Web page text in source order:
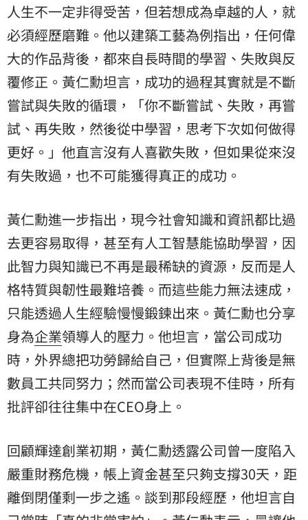
人生不一定非得受苦，但若想成為卓越的人，就
必須經歷磨難。他以建築工藝為例指出，任何偉
大的作品背後，都來自長時間的學習、失敗與反
覆修正。黃仁勳坦言，成功的過程其實就是不斷
嘗試與失敗的循環，「你不斷嘗試、失敗，再嘗
試、再失敗，然後從中學習，思考下次如何做得
更好。」他直言沒有人喜歡失敗，但如果從來沒
有失敗過，也不可能獲得真正的成功。
黃仁勳進一步指出，現今社會知識和資訊都比過
去更容易取得，甚至有人工智慧能協助學習，因
此智力與知識已不再是最稀缺的資源，反而是人
格特質與韌性最難培養。而這些能力無法速成，
只能透過人生經驗慢慢鍛鍊出來。黃仁勳也分享
身為企業領導人的壓力。他坦言，當公司成功
時，外界總把功勞歸給自己，但實際上背後是無
數員工共同努力；然而當公司表現不佳時，所有
批評卻往往集中在CEO身上。
回顧輝達創業初期，黃仁勳透露公司曾一度陷入
嚴重財務危機，帳上資金甚至只夠支撐30天，距
離倒閉僅剩一步之遙。談到那段經歷，他坦言自